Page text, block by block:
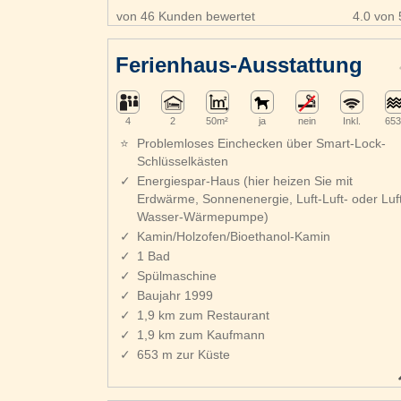
von 46 Kunden bewertet 4.0 von
Ferienhaus-Ausstattung
4 2 50m² ja nein Inkl.
Problemloses Einchecken über Smart-Lock-
Schlüsselkästen
Energiespar-Haus (hier heizen Sie mit
Erdwärme, Sonnenenergie, Luft-Luft- oder
Wasser-Wärmepumpe)
Kamin/Holzofen/Bioethanol-Kamin
1 Bad
Spülmaschine
Baujahr 1999
1,9 km zum Restaurant
1,9 km zum Kaufmann
653 m zur Küste